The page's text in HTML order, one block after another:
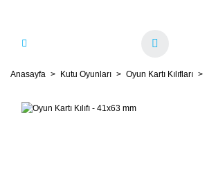
Anasayfa Kutu Oyunları Oyun Kartı Kılıfları